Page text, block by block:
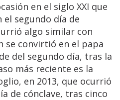
en el siglo XXI que
el segundo día de
algo similar con
se convirtió en el papa
del segundo día, tras la
más reciente es la
en 2013, que ocurrió
de cónclave, tras cinco